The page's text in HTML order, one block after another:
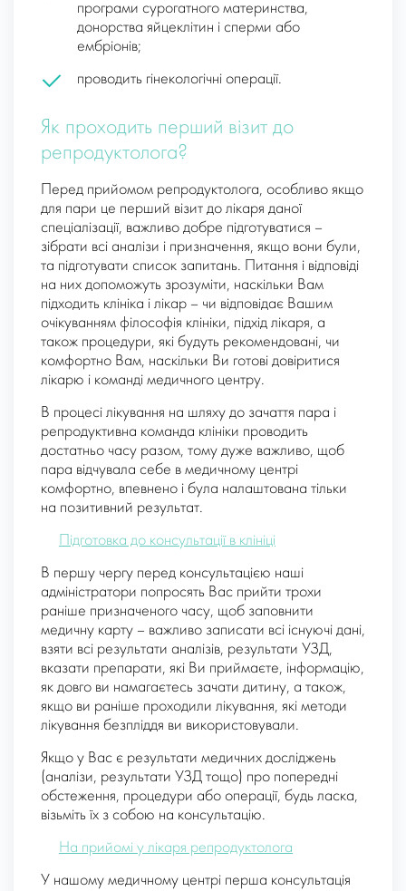
програми сурогатного материнства,
донорства яйцеклітин і сперми або
ембріонів;
проводить гінекологічні операції.
Як проходить перший візит до
репродуктолога?
Перед прийомом репродуктолога, особливо якщо
для пари це перший візит до лікаря даної
спеціалізації, важливо добре підготуватися –
зібрати всі аналізи і призначення, якщо вони були,
та підготувати список запитань. Питання і відповіді
на них допоможуть зрозуміти, наскільки Вам
підходить клініка і лікар – чи відповідає Вашим
очікуванням філософія клініки, підхід лікаря, а
також процедури, які будуть рекомендовані, чи
комфортно Вам, наскільки Ви готові довіритися
лікарю і команді медичного центру.
В процесі лікування на шляху до зачаття пара і
репродуктивна команда клініки проводить
достатньо часу разом, тому дуже важливо, щоб
пара відчувала себе в медичному центрі
комфортно, впевнено і була налаштована тільки
на позитивний результат.
Підготовка до консультації в клініці
В першу чергу перед консультацією наші
адміністратори попросять Вас прийти трохи
раніше призначеного часу, щоб заповнити
медичну карту – важливо записати всі існуючі дані,
взяти всі результати аналізів, результати УЗД,
вказати препарати, які Ви приймаєте, інформацію,
як довго ви намагаєтесь зачати дитину, а також,
якщо ви раніше проходили лікування, які методи
лікування безпліддя ви використовували.
Якщо у Вас є результати медичних досліджень
(аналізи, результати УЗД тощо) про попередні
обстеження, процедури або операції, будь ласка,
візьміть їх з собою на консультацію.
На прийомі у лікаря репродуктолога
У нашому медичному центрі перша консультація